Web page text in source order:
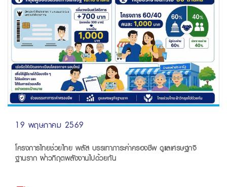
19 พฤษภาคม 2569
โครงการไทยช่วยไทย พลัส บรรเทาภาระค่าครองชีพ ดูแลเศรษฐกจิ
ฐานราก ฝ่าวกิฤตพลังงานไปด้วยกัน